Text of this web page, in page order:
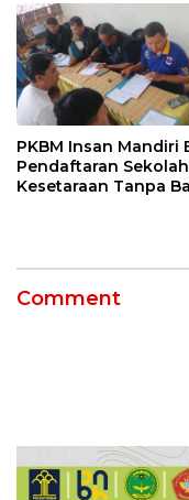
PKBM Insan Mandiri
Pendaftaran Sekolah
Kesetaraan Tanpa
Comment